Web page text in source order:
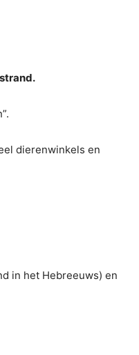
dierenwinkels en
in het Hebreeuws) en